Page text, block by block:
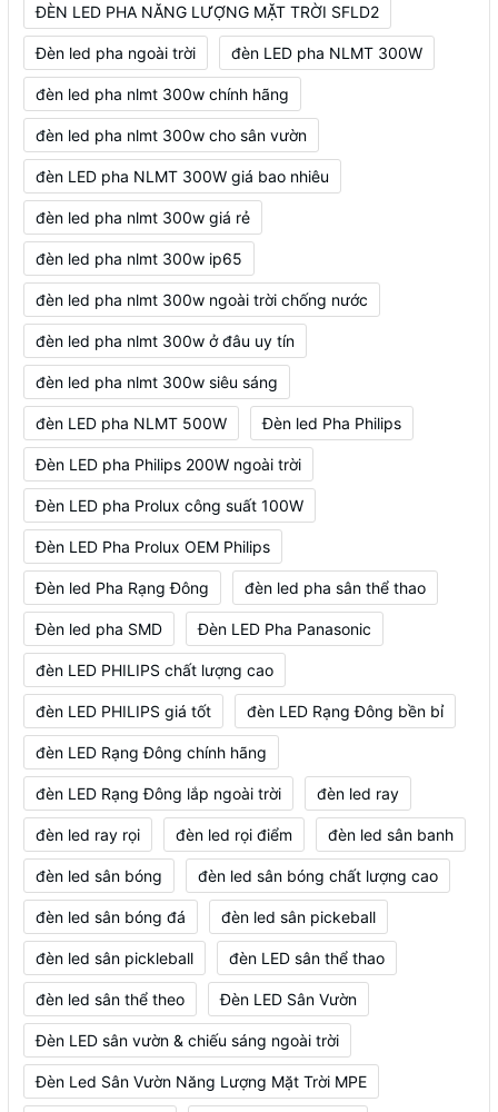
ĐÈN LED PHA NĂNG LƯỢNG MẶT TRỜI SFLD2
Đèn led pha ngoài trời đèn LED pha NLMT 300W
đèn led pha nlmt 300w chính hãng
đèn led pha nlmt 300w cho sân vườn
đèn LED pha NLMT 300W giá bao nhiêu
đèn led pha nlmt 300w giá rẻ
đèn led pha nlmt 300w ip65
đèn led pha nlmt 300w ngoài trời chống nước
đèn led pha nlmt 300w ở đâu uy tín
đèn led pha nlmt 300w siêu sáng
đèn LED pha NLMT 500W Đèn led Pha Philips
Đèn LED pha Philips 200W ngoài trời
Đèn LED pha Prolux công suất 100W
Đèn LED Pha Prolux OEM Philips
Đèn led Pha Rạng Đông đèn led pha sân thể thao
Đèn led pha SMD Đèn LED Pha Panasonic
đèn LED PHILIPS chất lượng cao
đèn LED PHILIPS giá tốt đèn LED Rạng Đông bền bỉ
đèn LED Rạng Đông chính hãng
đèn LED Rạng Đông lắp ngoài trời đèn led ray
đèn led ray rọi đèn led rọi điểm đèn led sân banh
đèn led sân bóng đèn led sân bóng chất lượng cao
đèn led sân bóng đá đèn led sân pickeball
đèn led sân pickleball đèn LED sân thể thao
đèn led sân thể theo Đèn LED Sân Vườn
Đèn LED sân vườn & chiếu sáng ngoài trời
Đèn Led Sân Vườn Năng Lượng Mặt Trời MPE